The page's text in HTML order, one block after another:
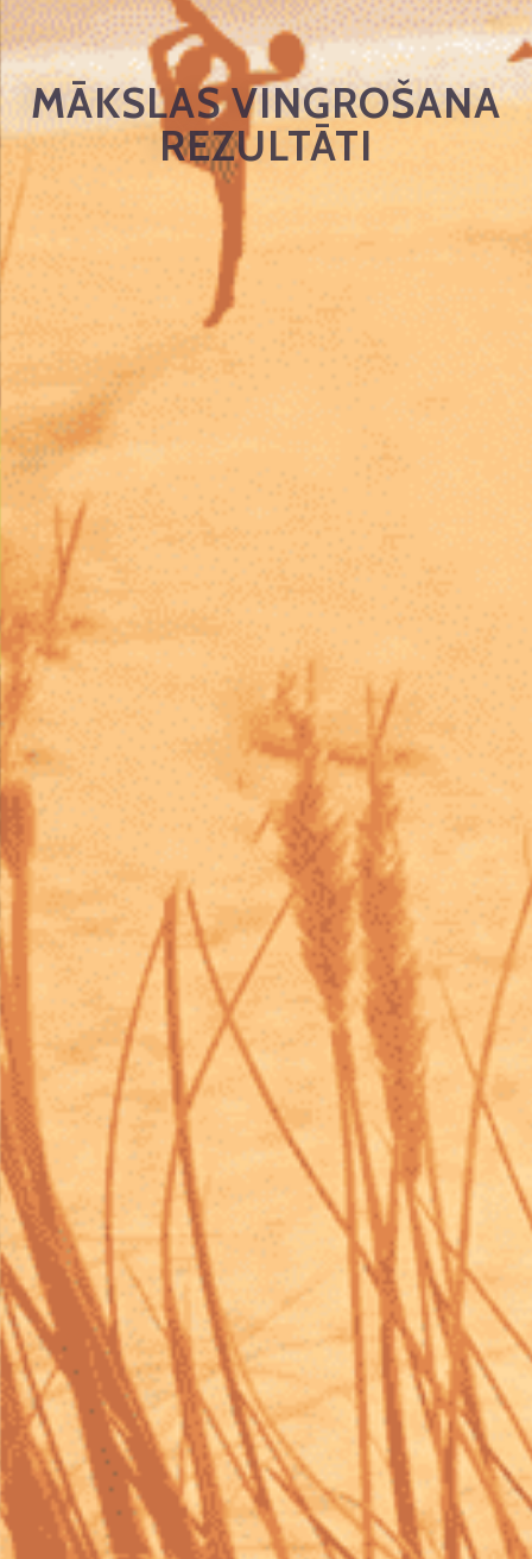
MĀKSLAS VINGROŠANA
REZULTĀTI